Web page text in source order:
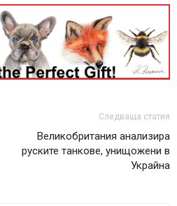
Следваща статия
Великобритания анализира
руските танкове, унищожени в
Украйна